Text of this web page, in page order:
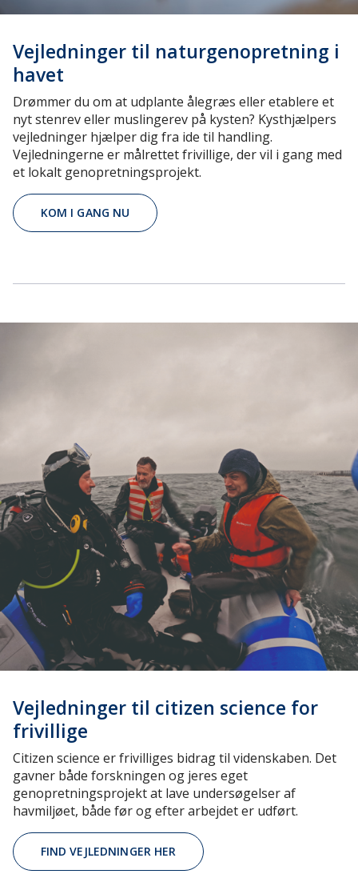
Vejledninger til naturgenopretning i
havet
Drømmer du om at udplante ålegræs eller etablere et
nyt stenrev eller muslingerev på kysten? Kysthjælpers
vejledninger hjælper dig fra ide til handling.
Vejledningerne er målrettet frivillige, der vil i gang med
et lokalt genopretningsprojekt.
KOM I GANG NU
Vejledninger til citizen science for
frivillige
Citizen science er frivilliges bidrag til videnskaben. Det
gavner både forskningen og jeres eget
genopretningsprojekt at lave undersøgelser af
havmiljøet, både før og efter arbejdet er udført.
FIND VEJLEDNINGER HER